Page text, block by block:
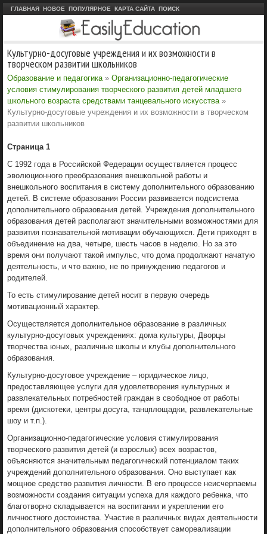
ГЛАВНАЯ НОВОЕ ПОПУЛЯРНОЕ КАРТА САЙТА ПОИСК
Культурно-досуговые учреждения и их возможности в
творческом развитии школьников
Образование и педагогика » Организационно-педагогические
условия стимулирования творческого развития детей младшего
школьного возраста средствами танцевального искусства »
Культурно-досуговые учреждения и их возможности в творческом
развитии школьников
Страница 1
С 1992 года в Российской Федерации осуществляется процесс
эволюционного преобразования внешкольной работы и
внешкольного воспитания в систему дополнительного образованию
детей. В системе образования России развивается подсистема
дополнительного образования детей. Учреждения дополнительного
образования детей располагают значительными возможностями для
развития познавательной мотивации обучающихся. Дети приходят в
объединение на два, четыре, шесть часов в неделю. Но за это
время они получают такой импульс, что дома продолжают начатую
деятельность, и что важно, не по принуждению педагогов и
родителей.
То есть стимулирование детей носит в первую очередь
мотивационный характер.
Осуществляется дополнительное образование в различных
культурно-досуговых учреждениях: дома культуры, Дворцы
творчества юных, различные школы и клубы дополнительного
образования.
Культурно-досуговое учреждение – юридическое лицо,
предоставляющее услуги для удовлетворения культурных и
развлекательных потребностей граждан в свободное от работы
время (дискотеки, центры досуга, танцплощадки, развлекательные
шоу и т.п.).
Организационно-педагогические условия стимулирования
творческого развития детей (и взрослых) всех возрастов,
объясняются значительным педагогический потенциалом таких
учреждений дополнительного образования. Оно выступает как
мощное средство развития личности. В его процессе неисчерпаемы
возможности создания ситуации успеха для каждого ребенка, что
благотворно складывается на воспитании и укреплении его
личностного достоинства. Участие в различных видах деятельности
дополнительного образования способствует самореализации